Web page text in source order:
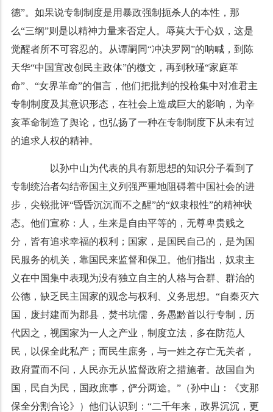
德”。如果说专制制度是用暴政强制扼杀人的本性，那
么“三纲”则是以精神力量来否定人。辱莫大于心奴，这是
觉醒者所不可容忍的。从谭嗣同“冲决罗网”的呐喊，到陈
天华“中国宜改创民主政体”的檄文，再到秋瑾“家庭革
命”、“女界革命”的倡言，他们把批判的投枪集中对准君主
专制制度及其意识形态，在社会上造成巨大的影响，为辛
亥革命制造了舆论，也弘扬了一种在专制制度下从未有过
的追求人权的精神。
以孙中山为代表的具有新思想的知识分子看到了
专制统治者勾结帝国主义列强严重地阻碍着中国社会的进
步，尖锐批评“昏昏沉沉而不之醒”的“奴隶根性”的精神状
态。他们宣称：人，生来是自由平等的，无尊卑贵贱之
分，皆有追求幸福的权利；国家，是国民自己的，是为国
民服务的机关，靠国民来监督和保卫。他们指出，奴隶主
义在中国集中表现为没有独立自主的人格与合群、群治的
公德，缺乏民主国家的观念与权利、义务思想。“自秦灭六
国，废封建而为郡县，焚书坑儒，务愚黔首以行专制，历
代因之，视国家为一人之产业，制度立法，多在防范人
民，以保全此私产；而民生庶务，与一姓之存亡无关者，
政府置而不问，人民亦无从监督政府之措施者。故国自为
国，民自为民，国政庶事，俨分两途。”（孙中山：《支那
保全分割合论》）他们认识到：“二千年来，政界沉沉，更